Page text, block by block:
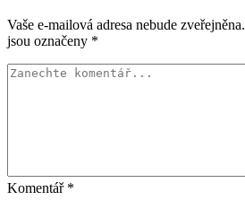
Vaše e-mailová adresa nebude zveřejněna.
jsou označeny *
Komentář *